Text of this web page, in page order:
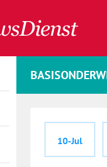
10-Jul